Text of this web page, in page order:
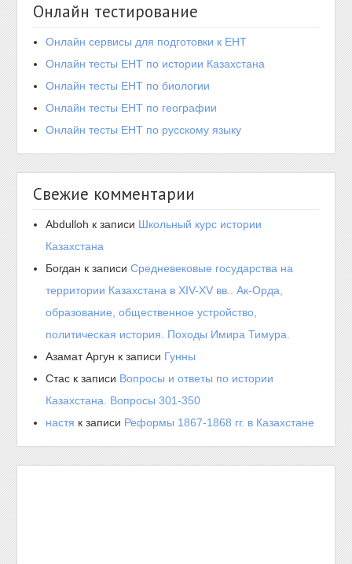
Онлайн тестирование
Онлайн сервисы для подготовки к ЕНТ
Онлайн тесты ЕНТ по истории Казахстана
Онлайн тесты ЕНТ по биологии
Онлайн тесты ЕНТ по географии
Онлайн тесты ЕНТ по русскому языку
Свежие комментарии
Abdulloh к записи Школьный курс истории
Казахстана
Богдан к записиСредневековые государства на
территории Казахстана в XIV-XV вв.. Ак-Орда,
образование, общественное устройство,
политическая история. Походы Имира Тимура.
Азамат Аргун к записи Гунны
Стас к записи Вопросы и ответы по истории
Казахстана. Вопросы 301-350
настя к записи Реформы 1867-1868 гг. в Казахстане